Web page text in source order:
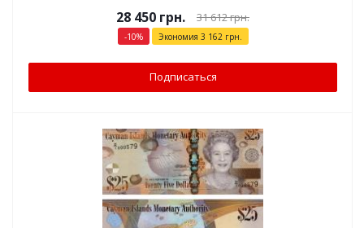
28 450 грн. 31 612грн.
-10% Экономия 3 162грн.
Подписаться